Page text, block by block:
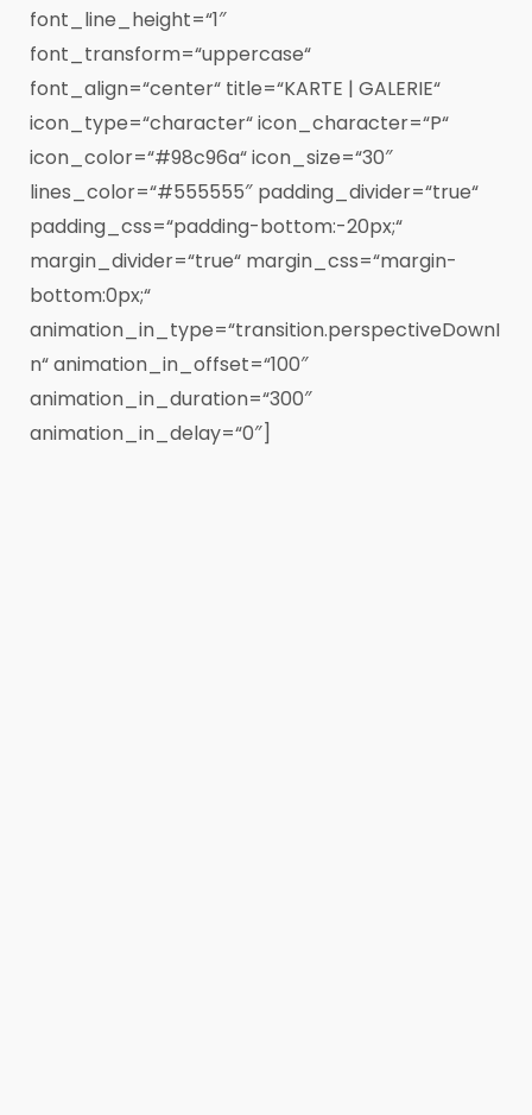
font_line_height=“1″
font_transform=“uppercase“
font_align=“center“ title=“KARTE | GALERIE“
icon_type=“character“ icon_character=“P“
icon_color=“#98c96a“ icon_size=“30″
lines_color=“#555555″ padding_divider=“true“
padding_css=“padding-bottom:-20px;“
margin_divider=“true“ margin_css=“margin-
bottom:0px;“
animation_in_type=“transition.perspectiveDownI
n“ animation_in_offset=“100″
animation_in_duration=“300″
animation_in_delay=“0″]